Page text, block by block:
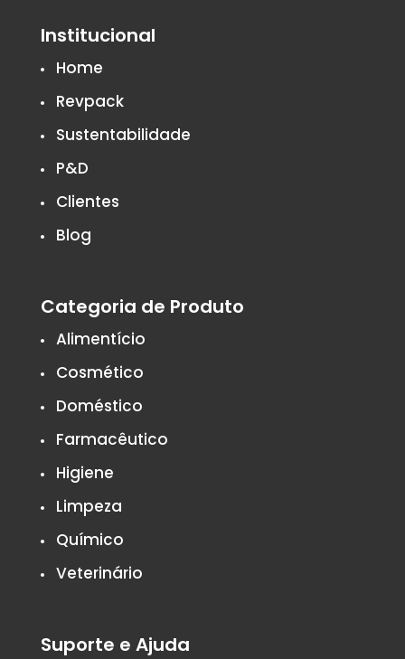
Institucional
Home
Revpack
Sustentabilidade
P&D
Clientes
Blog
Categoria de Produto
Alimentício
Cosmético
Doméstico
Farmacêutico
Higiene
Limpeza
Químico
Veterinário
Suporte e Ajuda